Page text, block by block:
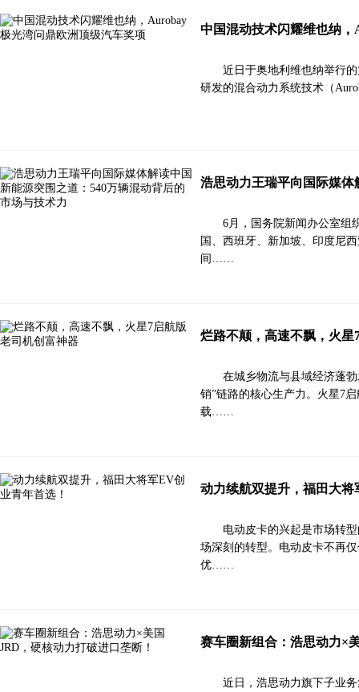
中国混动技术闪耀维也纳
近日于奥地利维也纳举行
研发的混合动力系统技术（
浩思动力王瑞平向国际媒
6月，国务院新闻办公室组
国、西班牙、新加坡、印度尼
间……
烂路不颠，高速不飘，火
在城乡物流与县域经济蓬
销”链路的核心生产力。火星7
载……
动力续航双提升，福田大
电动皮卡的兴起是市场转
场深刻的转型。电动皮卡不再
优……
赛车圈新组合：浩思动力×
近日，浩思动力旗下子业